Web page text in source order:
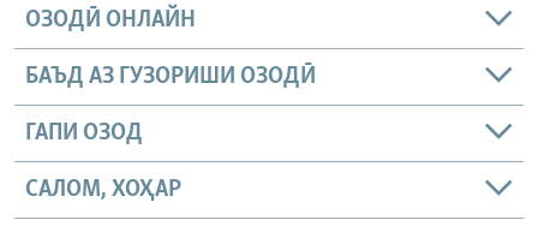
ОЗОДӢ ОНЛАЙН
БАЪД АЗ ГУЗОРИШИ ОЗОДӢ
ГАПИ ОЗОД
САЛОМ, ХОҲАР